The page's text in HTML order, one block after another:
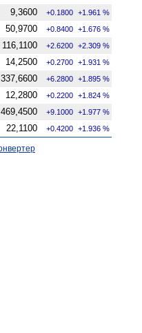
9,3600
+0.1800 +1.961 %
50,9700 +0.8400 +1.676 %
116,1100 +2.6200 +2.309 %
14,2500 +0.2700 +1.931 %
337,6600 +6.2800 +1.895 %
12,2800 +0.2200 +1.824 %
469,4500 +9.1000 +1.977 %
22,1100 +0.4200 +1.936 %